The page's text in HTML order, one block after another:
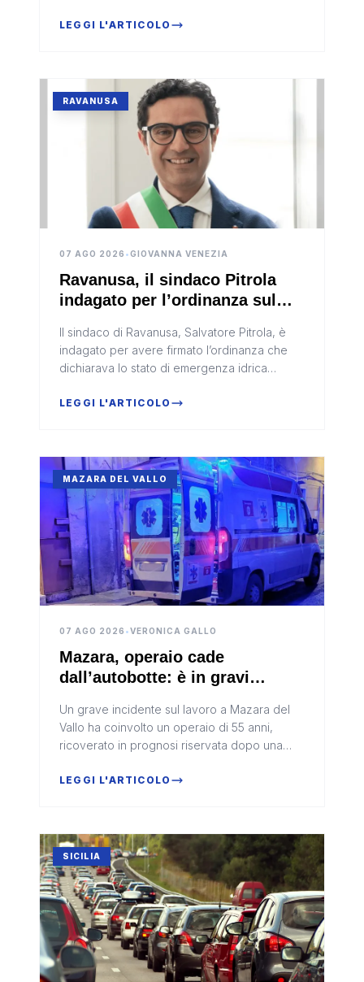
LEGGI L'ARTICOLO
RAVANUSA
07 AGO 2026 •GIOVANNA VENEZIA
Ravanusa, il sindaco Pitrola
indagato per l’ordinanza sul
Il sindaco di Ravanusa, Salvatore Pitrola, è
indagato per avere firmato l’ordinanza che
dichiarava lo stato di emergenza idrica
comunale di Cianciaramito e...
LEGGI L'ARTICOLO
MAZARA DEL VALLO
07 AGO 2026 •VERONICA GALLO
Mazara, operaio cade
dall’autobotte: è in gravi
Un grave incidente sul lavoro a Mazara del
Vallo ha coinvolto un operaio di 55 anni,
ricoverato in prognosi riservata dopo una
stabilimento vitivinicolo. L'uomo, dip...
LEGGI L'ARTICOLO
SICILIA